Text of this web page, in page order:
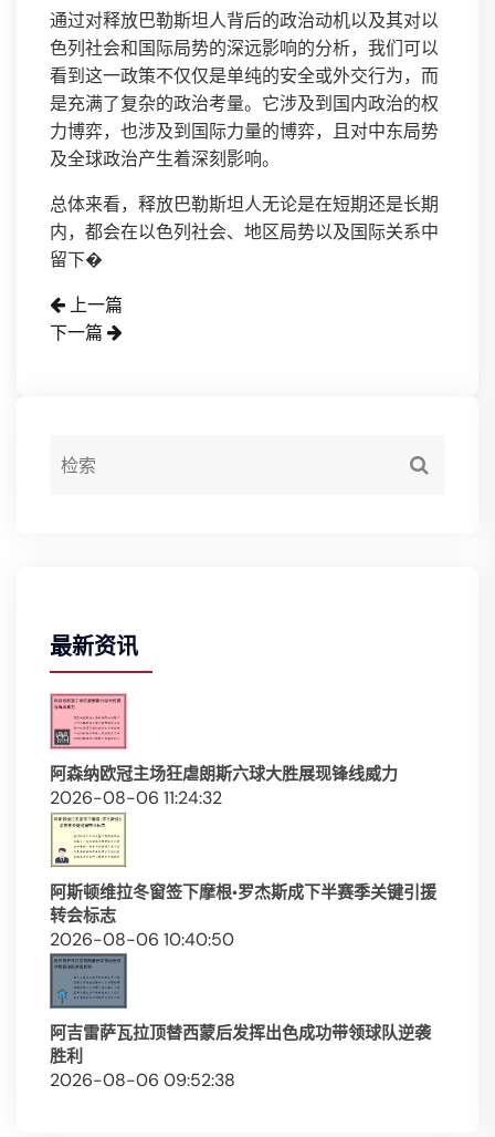
通过对释放巴勒斯坦人背后的政治动机以及其对以
色列社会和国际局势的深远影响的分析，我们可以
看到这一政策不仅仅是单纯的安全或外交行为，而
是充满了复杂的政治考量。它涉及到国内政治的权
力博弈，也涉及到国际力量的博弈，且对中东局势
及全球政治产生着深刻影响。
总体来看，释放巴勒斯坦人无论是在短期还是长期
内，都会在以色列社会、地区局势以及国际关系中
留下�
上一篇
下一篇
最新资讯
阿森纳欧冠主场狂虐朗斯六球大胜展现锋线威力
2026-08-06 11:24:32
阿斯顿维拉冬窗签下摩根·罗杰斯成下半赛季关键引援
转会标志
2026-08-06 10:40:50
阿吉雷萨瓦拉顶替西蒙后发挥出色成功带领球队逆袭
胜利
2026-08-06 09:52:38